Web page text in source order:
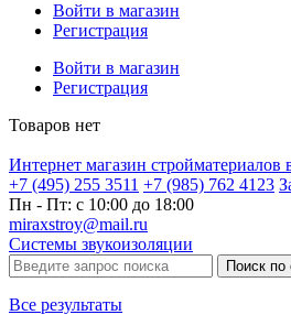
Войти в магазин
Регистрация
Войти в магазин
Регистрация
Товаров нет
Интернет магазин
+7 (495) 255 3511 +7 (985) 762 4123
Пн - Пт: с 10:00 до 18:00
miraxstroy@mail.ru
Системы звукоизоляции
Поиск по
Все результаты